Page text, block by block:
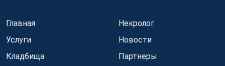
Главная
Услуги
Кладбища
Некролог
Новости
Партнеры